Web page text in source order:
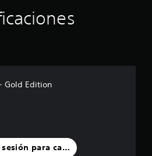
Gold Edition
para calificar